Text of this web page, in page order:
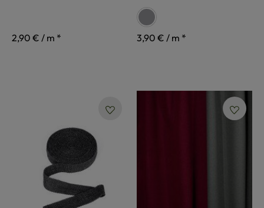
2,90 € / m *
Farbe
grau
3,90 € / m *